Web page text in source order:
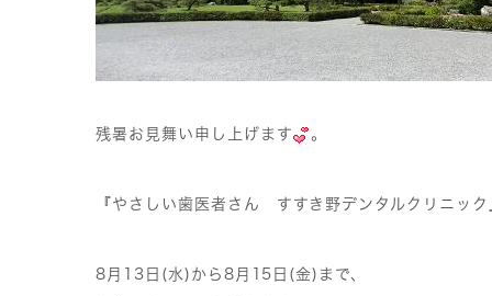
残暑お見舞い申し上げます 。
『やさしい歯医者さん すすき野デンタルクリニック
8月13日(水)から8月15日(金)まで、